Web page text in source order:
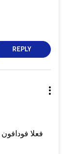
REPLY
فعلا